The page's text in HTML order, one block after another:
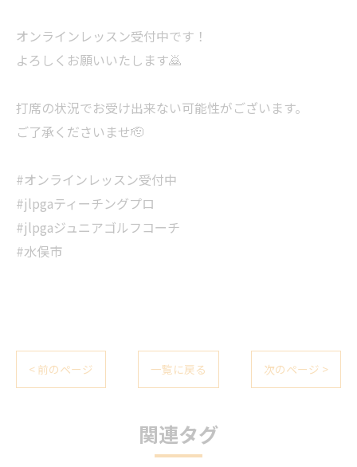
オンラインレッスン受付中です！
よろしくお願いいたします🙇
打席の状況でお受け出来ない可能性がございます。
ご了承くださいませ🫡
#オンラインレッスン受付中
#jlpgaティーチングプロ
#jlpgaジュニアゴルフコーチ
#水俣市
< 前のページ 一覧に戻る 次のページ >
関連タグ